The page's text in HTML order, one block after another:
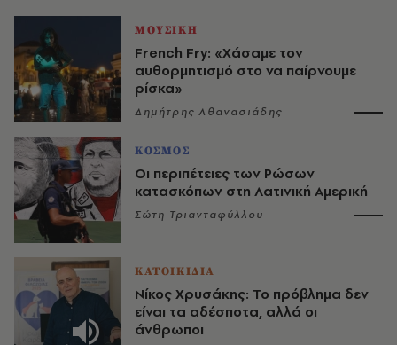
ΜΟΥΣΙΚΗ
French Fry: «Χάσαμε τον
αυθορμητισμό στο να παίρνουμε
ρίσκα»
Δημήτρης Αθανασιάδης
ΚΟΣΜΟΣ
Οι περιπέτειες των Ρώσων
κατασκόπων στη Λατινική Αμερική
Σώτη Τριανταφύλλου
ΚΑΤΟΙΚΙΔΙΑ
Νίκος Χρυσάκης: Το πρόβλημα δεν
είναι τα αδέσποτα, αλλά οι
άνθρωποι